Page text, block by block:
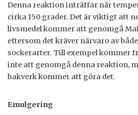
Denna reaktion inträffar när
cirka 150 grader. Det är viktigt att
livsmedel kommer att genomgå
eftersom det kräver närvaro av
sockerarter. Till exempel kommer
inte att genomgå denna reaktion,
bakverk kommer att göra det.
Emulgering